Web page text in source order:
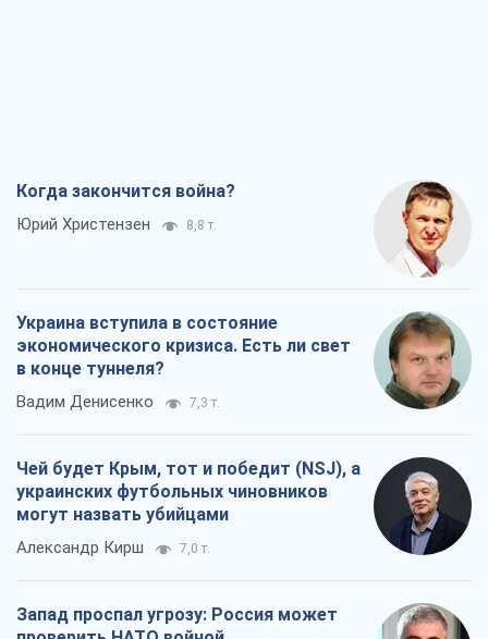
Когда закончится война?
Юрий Христензен 8,8 т.
Украина вступила в состояние
экономического кризиса. Есть ли свет
в конце туннеля?
Вадим Денисенко 7,3 т.
Чей будет Крым, тот и победит (NSJ), а
украинских футбольных чиновников
могут назвать убийцами
Александр Кирш 7,0 т.
Запад проспал угрозу: Россия может